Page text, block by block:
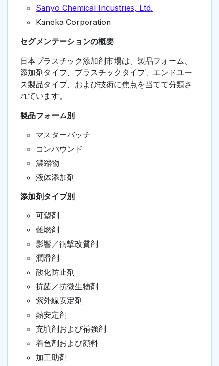
Sanyo Chemical Industries, Ltd.
Kaneka Corporation
セグメンテーションの概要
日本プラスチック添加剤市場は、製品フォーム、
添加剤タイプ、プラスチックタイプ、エンドユー
ス製品タイプ、および技術に焦点を当てて分類さ
れています。
製品フォーム別
マスターバッチ
コンパウンド
濃縮物
液体添加剤
添加剤タイプ別
可塑剤
難燃剤
影響／衝撃改質剤
潤滑剤
酸化防止剤
抗菌／抗微生物剤
紫外線安定剤
熱安定剤
充填剤および補強剤
着色剤および顔料
加工助剤